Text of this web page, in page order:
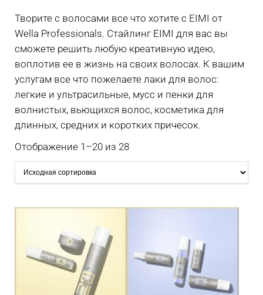
Творите с волосами все что хотите с EIMI от
Wella Professionals. Стайлинг EIMI для вас вы
сможете решить любую креативную идею,
воплотив ее в жизнь на своих волосах. К вашим
услугам все что пожелаете лаки для волос:
легкие и ультрасильные, мусс и пенки для
волнистых, вьющихся волос, косметика для
длинных, средних и коротких причесок.
Отображение 1–20 из 28